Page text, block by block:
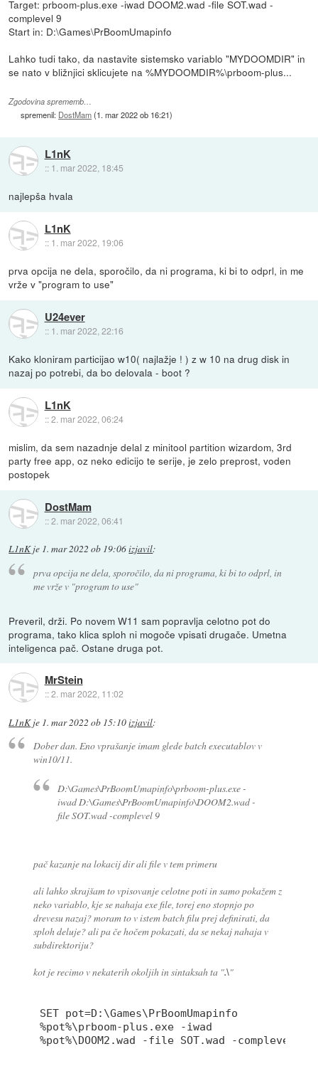
Target: prboom-plus.exe -iwad DOOM2.wad -file SOT.wad -
complevel 9
Start in: D:\Games\PrBoomUmapinfo
Lahko tudi tako, da nastavite sistemsko variablo "MYDOOMDIR" in
se nato v bližnjici sklicujete na %MYDOOMDIR%\prboom-plus...
Zgodovina sprememb…
spremenil: DostMam(1. mar 2022 ob 16:21)
L1nK
:: 1. mar 2022, 18:45
najlepša hvala
L1nK
:: 1. mar 2022, 19:06
prva opcija ne dela, sporočilo, da ni programa, ki bi to odprl, in me
vrže v "program to use"
U24ever
:: 1. mar 2022, 22:16
Kako kloniram particijao w10( najlažje ! ) z w 10 na drug disk in
nazaj po potrebi, da bo delovala - boot ?
L1nK
::2. mar 2022, 06:24
mislim, da sem nazadnje delal z minitool partition wizardom, 3rd
party free app, oz neko edicijo te serije, je zelo preprost, voden
postopek
DostMam
::2. mar 2022, 06:41
L1nKje 1. mar 2022 ob 19:06izjavil:
prva opcija ne dela, sporočilo, da ni programa, ki bi to odprl, in
me vrže v "program to use"
Preveril, drži. Po novem W11 sam popravlja celotno pot do
programa, tako klica sploh ni mogoče vpisati drugače. Umetna
inteligenca pač. Ostane druga pot.
MrStein
::2. mar 2022, 11:02
L1nKje 1. mar 2022 ob 15:10izjavil:
Dober dan. Eno vprašanje imam glede batch executablov v
win10/11.
D:\Games\PrBoomUmapinfo\prboom-plus.exe -
iwad D:\Games\PrBoomUmapinfo\DOOM2.wad -
file SOT.wad -complevel 9
pač kazanje na lokacij dir ali file v tem primeru
ali lahko skrajšam to vpisovanje celotne poti in samo pokažem z
neko variablo, kje se nahaja exe file, torej eno stopnjo po
drevesu nazaj? moram to v istem batch filu prej definirati, da
sploh deluje? ali pa če hočem pokazati, da se nekaj nahaja v
subdirektoriju?
kot je recimo v nekaterih okoljih in sintaksah ta ".\"
SET pot=D:\Games\PrBoomUmapinfo
%pot%\prboom-plus.exe -iwad
%pot%\DOOM2.wad -file SOT.wad -complevel